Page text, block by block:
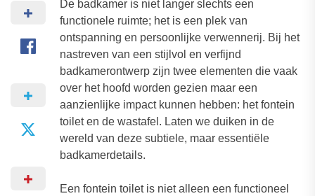
De badkamer is niet langer slechts een
functionele ruimte; het is een plek van
ontspanning en persoonlijke verwennerij. Bij het
nastreven van een stijlvol en verfijnd
badkamerontwerp zijn twee elementen die vaak
over het hoofd worden gezien maar een
aanzienlijke impact kunnen hebben: het fontein
toilet en de wastafel. Laten we duiken in de
wereld van deze subtiele, maar essentiële
badkamerdetails.
Een fontein toilet is niet alleen een functioneel